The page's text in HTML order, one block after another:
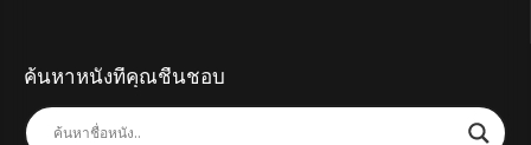
ค้นหาหนังที่คุณชื่นชอบ